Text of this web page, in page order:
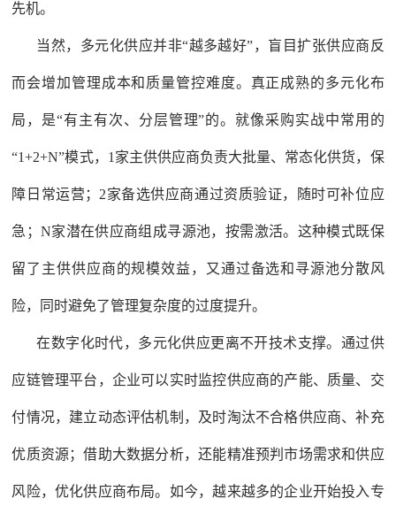
先机。
当然，多元化供应并非“越多越好”，盲目扩张供应商反
而会增加管理成本和质量管控难度。真正成熟的多元化布
局，是“有主有次、分层管理”的。就像采购实战中常用的
“1+2+N”模式，1家主供供应商负责大批量、常态化供货，保
障日常运营；2家备选供应商通过资质验证，随时可补位应
急；N家潜在供应商组成寻源池，按需激活。这种模式既保
留了主供供应商的规模效益，又通过备选和寻源池分散风
险，同时避免了管理复杂度的过度提升。
在数字化时代，多元化供应更离不开技术支撑。通过供
应链管理平台，企业可以实时监控供应商的产能、质量、交
付情况，建立动态评估机制，及时淘汰不合格供应商、补充
优质资源；借助大数据分析，还能精准预判市场需求和供应
风险，优化供应商布局。如今，越来越多的企业开始投入专